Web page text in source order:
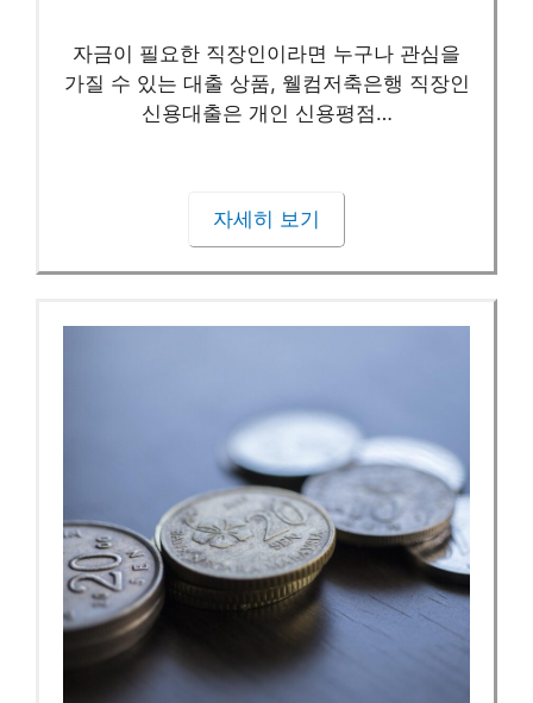
자금이 필요한 직장인이라면 누구나 관심을
가질 수 있는 대출 상품, 웰컴저축은행 직장인
신용대출은 개인 신용평점…
자세히 보기